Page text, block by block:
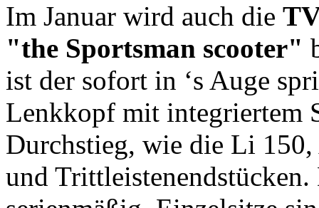
Im Januar wird auch die
"the Sportsman scooter"
ist der sofort in ‘s Auge
Lenkkopf mit integriertem
Durchstieg, wie die Li
und